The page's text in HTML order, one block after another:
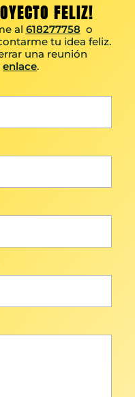
FELIZ!
al 618277758o
tu idea feliz.
una reunión
enlace.